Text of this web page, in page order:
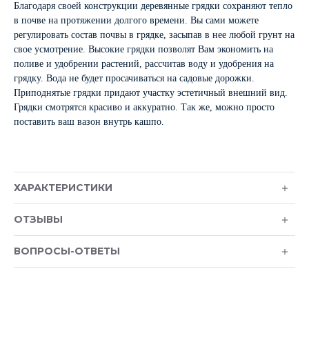
Благодаря своей конструкции деревянные грядки сохраняют тепло
в почве на протяжении долгого времени. Вы сами можете
регулировать состав почвы в грядке, засыпав в нее любой грунт на
свое усмотрение. Высокие грядки позволят Вам экономить на
поливе и удобрении растений, рассчитав воду и удобрения на
грядку. Вода не будет просачиваться на садовые дорожки.
Приподнятые грядки придают участку эстетичный внешний вид.
Грядки смотрятся красиво и аккуратно. Так же, можно просто
поставить ваш вазон внутрь кашпо.
ХАРАКТЕРИСТИКИ
ОТЗЫВЫ
ВОПРОСЫ-ОТВЕТЫ